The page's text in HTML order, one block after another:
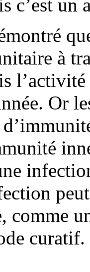
c’est un
à
l’activité
Or